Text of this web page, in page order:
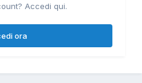
Accedi qui.
ora